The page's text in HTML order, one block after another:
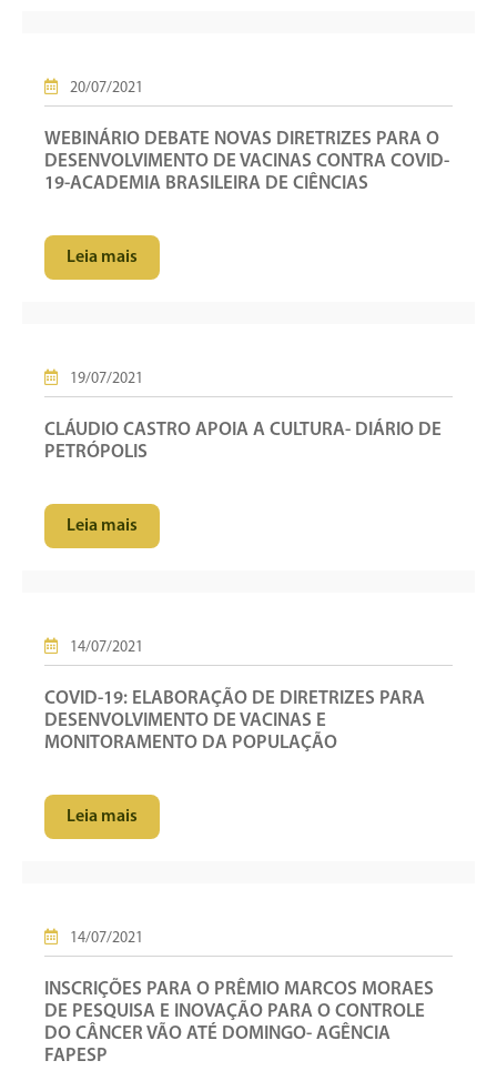
20/07/2021
WEBINÁRIO DEBATE NOVAS DIRETRIZES PARA O
DESENVOLVIMENTO DE VACINAS CONTRA COVID-
19-ACADEMIA BRASILEIRA DE CIÊNCIAS
Leia mais
19/07/2021
CLÁUDIO CASTRO APOIA A CULTURA- DIÁRIO DE
PETRÓPOLIS
Leia mais
14/07/2021
COVID-19: ELABORAÇÃO DE DIRETRIZES PARA
DESENVOLVIMENTO DE VACINAS E
MONITORAMENTO DA POPULAÇÃO
Leia mais
14/07/2021
INSCRIÇÕES PARA O PRÊMIO MARCOS MORAES
DE PESQUISA E INOVAÇÃO PARA O CONTROLE
DO CÂNCER VÃO ATÉ DOMINGO- AGÊNCIA
FAPESP